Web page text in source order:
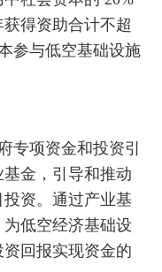
得资助合计不超
参与低空基础设施
专项资金和投资引
金，引导和推动
资。通过产业基
低空经济基础设
回报实现资金的